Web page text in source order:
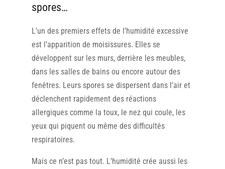
spores…
L’un des premiers effets de l’humidité excessive
est l’apparition de moisissures. Elles se
développent sur les murs, derrière les meubles,
dans les salles de bains ou encore autour des
fenêtres. Leurs spores se dispersent dans l’air et
déclenchent rapidement des réactions
allergiques comme la toux, le nez qui coule, les
yeux qui piquent ou même des difficultés
respiratoires.
Mais ce n’est pas tout. L’humidité crée aussi les